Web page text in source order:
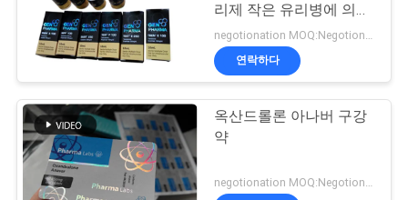
리제 작은 유리병에 의하
여 레테르를 붙입니다
연락하다
옥산드롤론 아나버 구강
약
negotionation MOQ:Negotionation